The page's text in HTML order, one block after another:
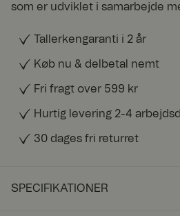
som er udviklet i samarbejde
Tallerkengaranti i 2 år
Køb nu & delbetal nemt
Fri fragt over 599 kr
Hurtig levering 2-4
30 dages fri returret
SPECIFIKATIONER